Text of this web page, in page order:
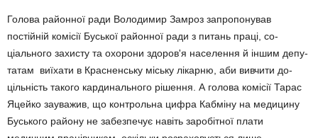
Голова районної ради Володи­мир Замроз запропонував
постійній комісії Буської районної ради з питань праці, со­
ціального захисту та охорони здоров'я на­селення й іншим депу­
татам виїхати в Крас­ненську міську лікарню, аби ви­вчити до­
цільність такого карди­нального рішення. А го­лова комісії Тарас
Яцейко зауважив, що конт­рольна цифра Кабміну на медицину
Бу­ського району не за­безпечує навіть заробітної плати